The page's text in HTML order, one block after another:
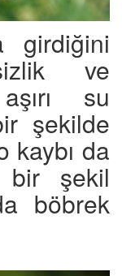
girdiğini
ve
su
şekilde
kaybı da
bir şekil
böbrek